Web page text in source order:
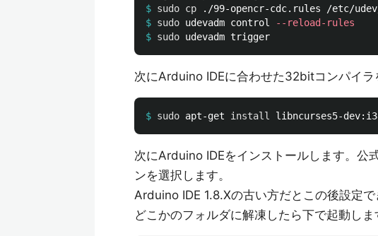
$ sudo cp
$ sudo udevadm control
--reload-rules
$ sudo
次にArduino IDEに合わせた32bitコンパイラ
$ sudo apt-get install
次にArduino IDEをインストールします。公
ンを選択します。
Arduino IDE 1.8.Xの古い方だとこの後設定で
どこかのフォルダに解凍したら下で起動しま